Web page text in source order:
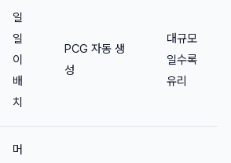
일
일
이
배
치
PCG 자동 생
성
대규모
일수록
유리
머